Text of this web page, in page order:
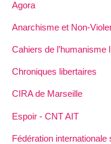
Agora
Anarchisme et Non-
Cahiers de l’humanisme
Chroniques libertaires
CIRA de Marseille
Espoir - CNT AIT
Fédération